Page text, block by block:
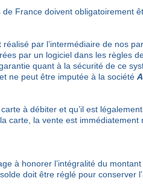
France doivent obligatoirement
par l’intermédiaire de nos
par un logiciel dans les règles
quant à la sécurité de ce
ne peut être imputée à la société
à débiter et qu’il est
carte, la vente est
à honorer l’intégralité du
doit être réglé pour conserver